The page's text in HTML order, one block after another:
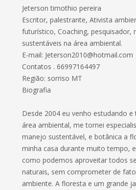
Jeterson timothio pereira
Escritor, palestrante, Ativista
futurístico, Coaching, pesquisador,
sustentáveis na área ambiental.
E-mail: Jeterson2010@hotmail.com
Contatos . 66997164497
Região: sorriso MT
Biografia
Desde 2004 eu venho estudando e
área ambiental, me tornei
manejo sustentável, e botânica a
minha casa durante muito tempo,
como podemos aproveitar todos
naturais, sem comprometer de
ambiente. A floresta e um grande